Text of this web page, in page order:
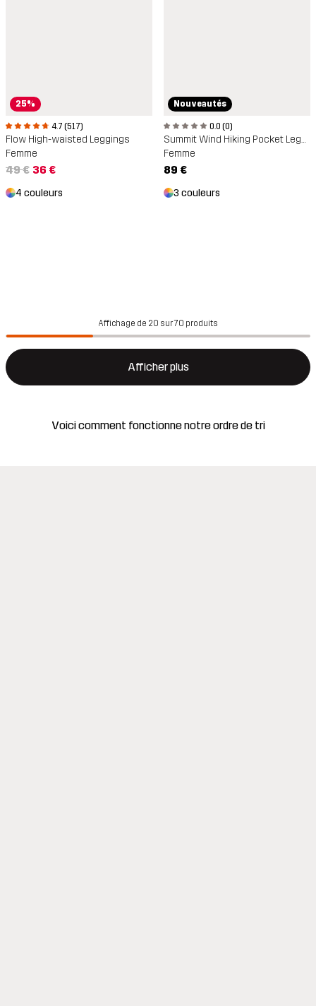
25%
4.7 (517)
Flow High-waisted Leggings
Femme
49 € 36 €
4 couleurs
Nouveautés
0.0 (0)
Summit Wind Hiking Pocket Leggings
Femme
89 €
3 couleurs
Affichage de 20 sur 70 produits
Afficher plus
Voici comment fonctionne notre ordre de tri